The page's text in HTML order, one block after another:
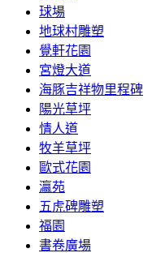
球場
地球村雕塑
覺軒花園
宮燈大道
海豚吉祥物里程碑
陽光草坪
情人道
牧羊草坪
歐式花園
瀛苑
五虎碑雕塑
福園
書卷廣場